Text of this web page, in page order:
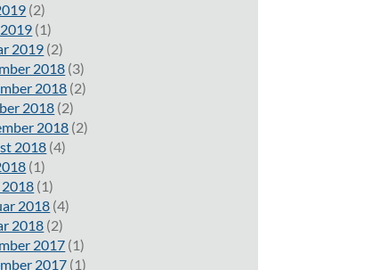
(2)
(1)
2019 (2)
2018 (3)
2018 (2)
2018 (2)
2018 (2)
2018 (4)
(1)
(1)
2018 (4)
2018 (2)
2017 (1)
2017 (1)